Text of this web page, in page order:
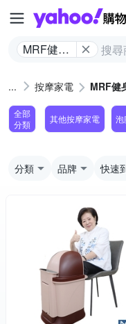
MRF健身
按摩家電 MRF健
全部
分類
其他按摩家電 泡
分類 品牌 快速